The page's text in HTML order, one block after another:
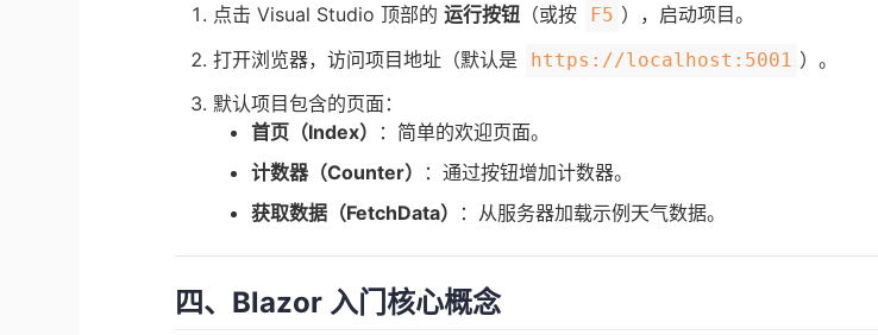
点击 Visual Studio 顶部的运行按钮 （或按 F5 ），启动项目。
打开浏览器，访问项目地址（默认是
https://localhost:5001 ）。
默认项目包含的页面：
首页（Index）
：简单的欢迎页面。
计数器（Counter）
：通过按钮增加计数器。
获取数据（FetchData）
：从服务器加载示例天气数据。
四、Blazor 入门核心概念